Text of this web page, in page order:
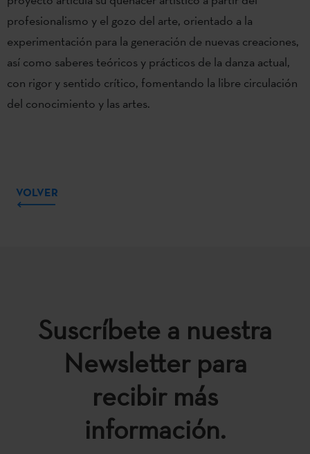
profesionalismo y el gozo del arte, orientado a la
experimentación para la generación de nuevas creaciones,
así como saberes teóricos y prácticos de la danza actual,
con rigor y sentido crítico, fomentando la libre circulación
del conocimiento y las artes.
VOLVER
Suscríbete a nuestra
Newsletter para
recibir más
información.